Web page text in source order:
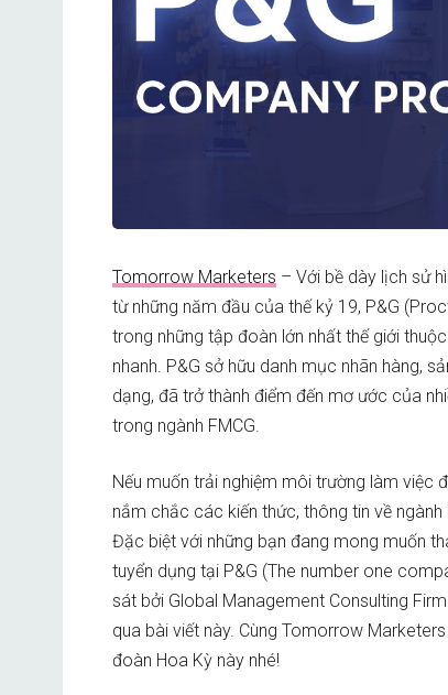
Tomorrow Marketers – Với bề dày lịch sử
từ những năm đầu của thế kỷ 19, P&G
trong những tập đoàn lớn nhất thế giới
nhanh. P&G sở hữu danh mục nhãn hàng,
dạng, đã trở thành điểm đến mơ ước của
trong ngành FMCG.
Nếu muốn trải nghiệm môi trường làm việc
nắm chắc các kiến thức, thông tin về ngành
Đặc biệt với những bạn đang mong muốn
tuyển dụng tại P&G (The number one
sát bởi Global Management Consulting
qua bài viết này. Cùng Tomorrow
đoàn Hoa Kỳ này nhé!